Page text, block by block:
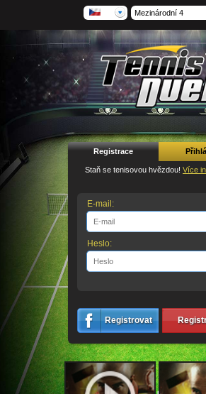
Mezinárodní 4
Registrace
Staň se tenisovou hvězdou! Více
E-mail:
Heslo:
Registrovat